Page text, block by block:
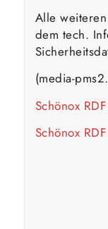
Alle
dem tech.
(media-
Schönox
Schönox